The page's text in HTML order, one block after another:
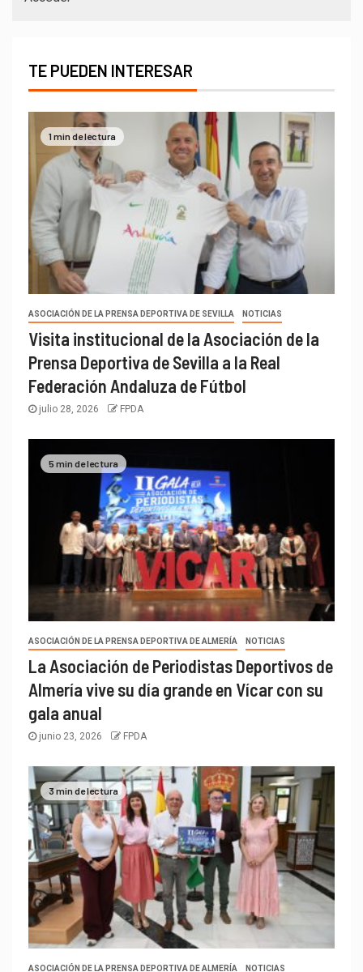
TE PUEDEN INTERESAR
1 min de lectura
ASOCIACIÓN DE LA PRENSA DEPORTIVA DE SEVILLA NOTICIAS
Visita institucional de la Asociación de la
Prensa Deportiva de Sevilla a la Real
Federación Andaluza de Fútbol
julio 28, 2026 FPDA
5 min de lectura
ASOCIACIÓN DE LA PRENSA DEPORTIVA DE ALMERÍA NOTICIAS
La Asociación de Periodistas Deportivos de
Almería vive su día grande en Vícar con su
gala anual
junio 23, 2026 FPDA
3 min de lectura
ASOCIACIÓN DE LA PRENSA DEPORTIVA DE ALMERÍA NOTICIAS